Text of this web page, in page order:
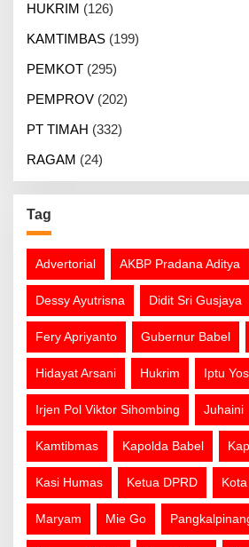
HUKRIM (126)
KAMTIMBAS (199)
PEMKOT (295)
PEMPROV (202)
PT TIMAH (332)
RAGAM (24)
Tag
Advertorial AKBP Pradana Aditya
Dessy Ayutrisna Didit Sri Gusjaya
Fery Apriyanto Gubernur Babel
Hidayat Arsani Hukrim Iptu
Irjen Pol Viktor Sihombing Juhaini
Kamtibmas Kapolda Babel
Kasi Humas Ketua DPRD
Maryam Mie Go